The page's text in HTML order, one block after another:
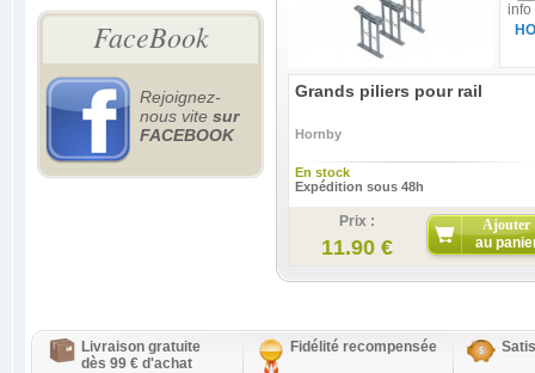
FaceBook
Rejoignez-
nous vite sur
FACEBOOK
info
HO
Grands piliers pour rail
Hornby
En stock
Expédition sous 48h
Prix :
11.90 €
Ajouter
au
Livraison gratuite
dès 99 € d'achat
Fidélité recompensée